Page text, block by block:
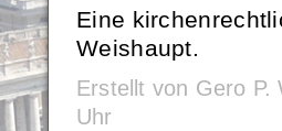
Eine
Weishaupt.
Erstellt von Gero
Uhr